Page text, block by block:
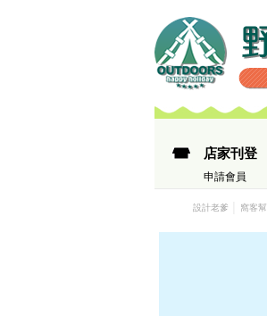
店家刊登
申請會員
設計老爹 窩客幫